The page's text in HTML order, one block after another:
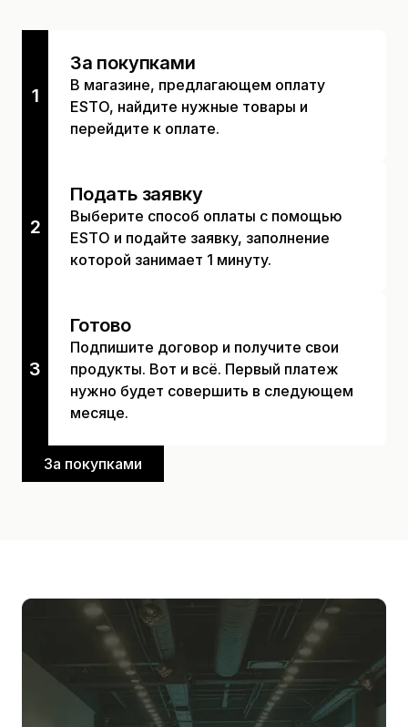
1
За покупками
В магазине, предлагающем оплату
ESTO, найдите нужные товары и
перейдите к оплате.
2
Подать заявку
Выберите способ оплаты с помощью
ESTO и подайте заявку, заполнение
которой занимает 1 минуту.
3
Готово
Подпишите договор и получите свои
продукты. Вот и всё. Первый платеж
нужно будет совершить в следующем
месяце.
За покупками